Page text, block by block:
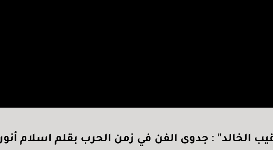
الخالد” : جدوى الفن في زمن الحرب بقلم اسلام أنور